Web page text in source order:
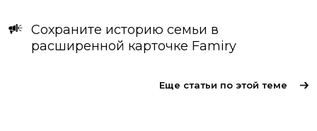
Сохраните историю семьи в
расширенной карточке Famiry
Еще статьи по этой теме